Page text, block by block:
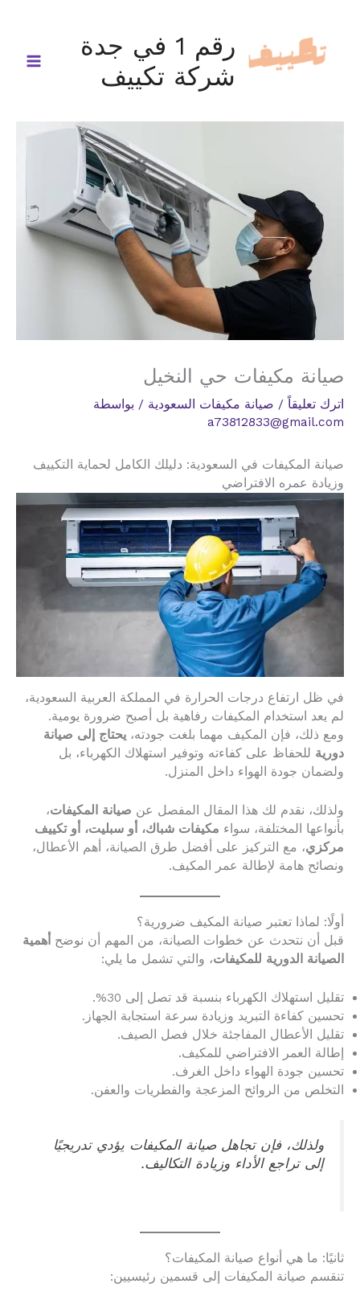
المحتوى
رقم 1 في جدة
شركة تكييف
صيانة مكيفات حي النخيل
اترك تعليقاً / صيانة مكيفات السعودية / بواسطة
a73812833@gmail.com
صيانة المكيفات في السعودية: دليلك الكامل لحماية التكييف
وزيادة عمره الافتراضي
في ظل ارتفاع درجات الحرارة في المملكة العربية السعودية،
لم يعد استخدام المكيفات رفاهية بل أصبح ضرورة يومية.
ومع ذلك، فإن المكيف مهما بلغت جودته، يحتاج إلى صيانة
دورية للحفاظ على كفاءته وتوفير استهلاك الكهرباء، بل
ولضمان جودة الهواء داخل المنزل.
ولذلك، نقدم لك هذا المقال المفصل عن صيانة المكيفات،
بأنواعها المختلفة، سواء مكيفات شباك، أو سبليت، أو تكييف
مركزي، مع التركيز على أفضل طرق الصيانة، أهم الأعطال،
ونصائح هامة لإطالة عمر المكيف.
أولًا: لماذا تعتبر صيانة المكيف ضرورية؟
قبل أن نتحدث عن خطوات الصيانة، من المهم أن نوضح أهمية
الصيانة الدورية للمكيفات، والتي تشمل ما يلي:
تقليل استهلاك الكهرباء بنسبة قد تصل إلى 30%.
تحسين كفاءة التبريد وزيادة سرعة استجابة الجهاز.
تقليل الأعطال المفاجئة خلال فصل الصيف.
إطالة العمر الافتراضي للمكيف.
تحسين جودة الهواء داخل الغرف.
التخلص من الروائح المزعجة والفطريات والعفن.
ولذلك، فإن تجاهل صيانة المكيفات يؤدي تدريجيًا
إلى تراجع الأداء وزيادة التكاليف.
ثانيًا: ما هي أنواع صيانة المكيفات؟
تنقسم صيانة المكيفات إلى قسمين رئيسيين: